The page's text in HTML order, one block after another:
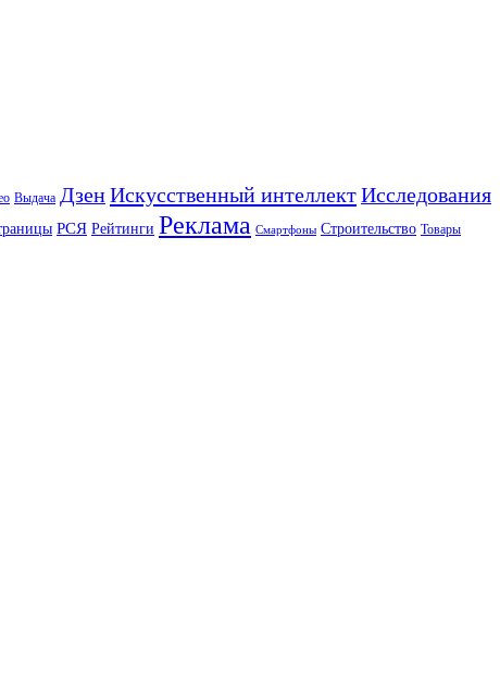
Выдача ДзенИскусственный интеллектИсследования
РСЯ Рейтинги Реклама Смартфоны Строительство Товары